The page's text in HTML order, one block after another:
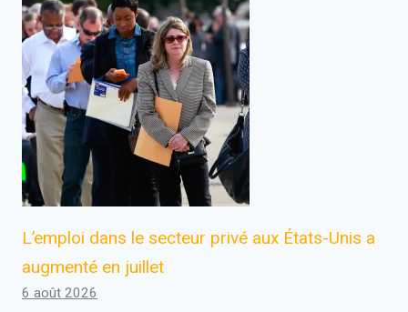
L’emploi dans le secteur privé aux États-Unis a
augmenté en juillet
6 août 2026